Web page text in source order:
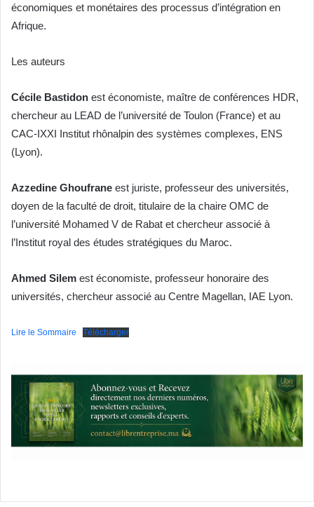
économiques et monétaires des processus d’intégration en
Afrique.
Les auteurs
Cécile Bastidon est économiste, maître de conférences HDR,
chercheur au LEAD de l’université de Toulon (France) et au
CAC-IXXI Institut rhônalpin des systèmes complexes, ENS
(Lyon).
Azzedine Ghoufrane est juriste, professeur des universités,
doyen de la faculté de droit, titulaire de la chaire OMC de
l’université Mohamed V de Rabat et chercheur associé à
l’Institut royal des études stratégiques du Maroc.
Ahmed Silem est économiste, professeur honoraire des
universités, chercheur associé au Centre Magellan, IAE Lyon.
Lire le Sommaire Télécharger